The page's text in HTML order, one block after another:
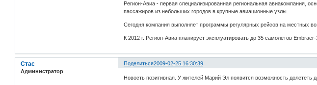
Регион-Авиа - первая специализированная региональная авиакомпания,
пассажиров из небольших городов в крупные авиационные узлы.
Сегодня компания выполняет программы регулярных рейсов на местных
К 2012 г. Регион-Авиа планирует эксплуатировать до 35 самолетов
Поделиться2009-02-25 16:30:39
Стас
Администратор
Новость позитивная. У жителей Марий Эл появится возможность долететь